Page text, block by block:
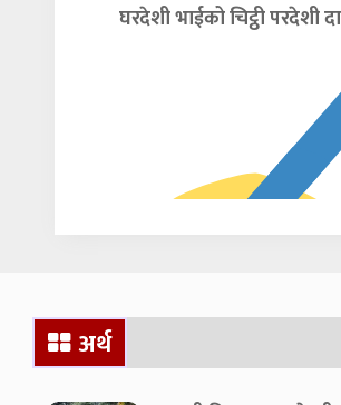
घरदेशी भाईको चिट्ठी परदेशी
अर्थ